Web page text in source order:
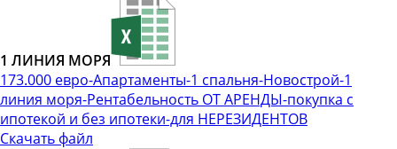
1 ЛИНИЯ МОРЯ
173.000 евро-Апартаменты-1 спальня-Новострой-1
линия моря-Рентабельность ОТ АРЕНДЫ-покупка с
ипотекой и без ипотеки-для НЕРЕЗИДЕНТОВ
Скачать файл